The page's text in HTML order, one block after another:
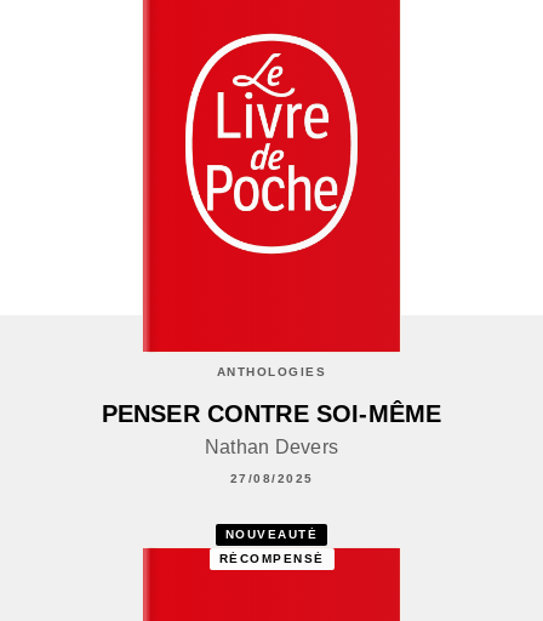
ANTHOLOGIES
PENSER CONTRE SOI-MÊME
Nathan Devers
27/08/2025
NOUVEAUTÉ
RÉCOMPENSÉ